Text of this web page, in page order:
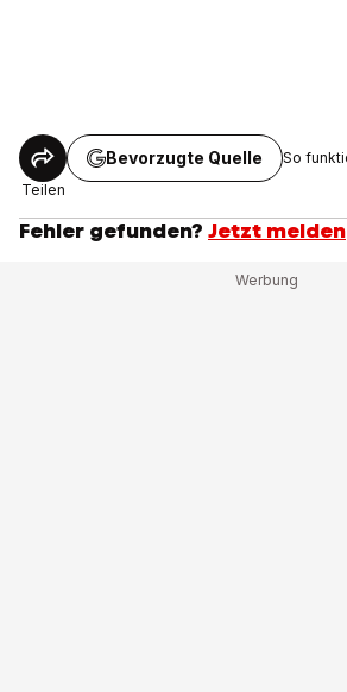
Teilen
Bevorzugte Quelle So
Fehler gefunden? Jetzt melden